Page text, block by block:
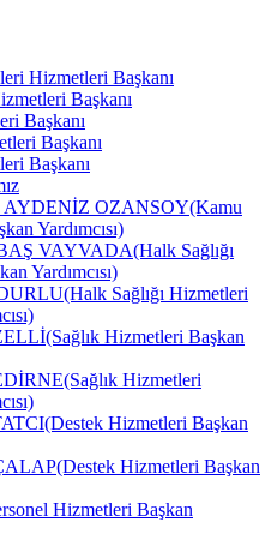
Hizmetleri Başkanı
Başkanı
Başkanı
Başkanı
Başkanı
AYDENİZ OZANSOY(Kamu
Yardımcısı)
VAYVADA(Halk Sağlığı
Yardımcısı)
Sağlığı Hizmetleri
Hizmetleri Başkan
Hizmetleri
Hizmetleri Başkan
Hizmetleri Başkan
Hizmetleri Başkan